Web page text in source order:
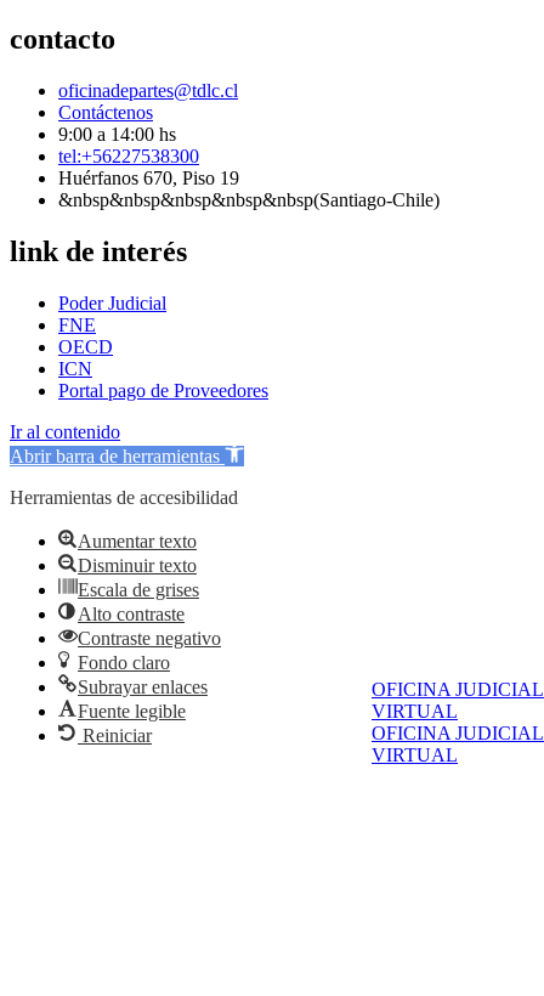
OFICINA JUDICIAL
VIRTUAL
OFICINA JUDICIAL
VIRTUAL
contacto
oficinadepartes@tdlc.cl
Contáctenos
9:00 a 14:00 hs
tel:+56227538300
Huérfanos 670, Piso 19
&nbsp&nbsp&nbsp&nbsp&nbsp(Santiago-Chile)
link de interés
Poder Judicial
FNE
OECD
ICN
Portal pago de Proveedores
Ir al contenido
Abrir barra de herramientas
Herramientas de accesibilidad
Aumentar texto
Disminuir texto
Escala de grises
Alto contraste
Contraste negativo
Fondo claro
Subrayar enlaces
Fuente legible
Reiniciar